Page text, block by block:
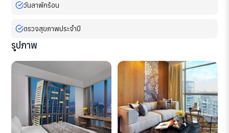
วันลาพักร้อน
ตรวจสุขภาพประจำปี
รูปภาพ